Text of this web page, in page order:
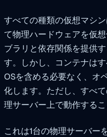
すべての種類の仮想マシ
て物理ハードウェアを仮
ブラリと依存関係を提供
す。しかし、コンテナは
OSを含める必要なく、オ
化します。ただし、すべ
理サーバー上で動作する
これは1台の物理サーバー